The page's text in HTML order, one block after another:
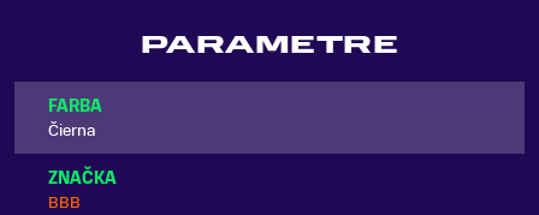
PARAMETRE
FARBA
Čierna
ZNAČKA
BBB